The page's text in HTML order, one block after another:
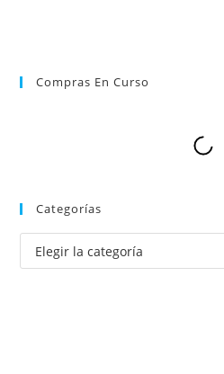
Compras En Curso
Categorías